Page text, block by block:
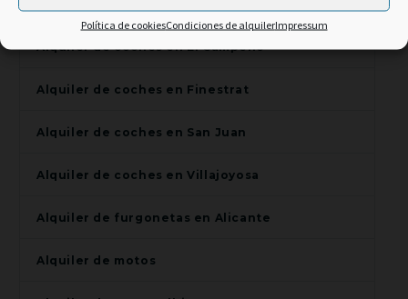
Política de cookiesCondiciones de alquilerImpressum
Alquiler de coches en El Campello
Alquiler de coches en Finestrat
Alquiler de coches en San Juan
Alquiler de coches en Villajoyosa
Alquiler de furgonetas en Alicante
Alquiler de motos